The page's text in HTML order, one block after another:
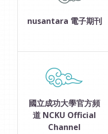
nusantara 電子期刊
國立成功大學官方頻
道 NCKU Official
Channel